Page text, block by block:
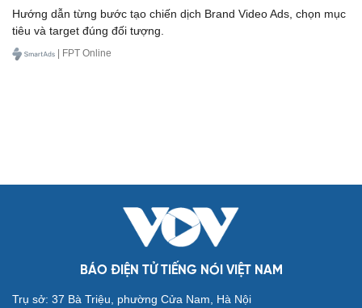
Hướng dẫn từng bước tạo chiến dịch Brand Video Ads, chọn mục
tiêu và target đúng đối tượng.
| FPT Online
BÁO ĐIỆN TỬ TIẾNG NÓI VIỆT NAM
Trụ sở: 37 Bà Triệu, phường Cửa Nam, Hà Nội